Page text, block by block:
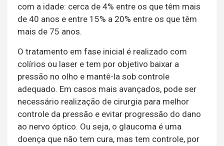
com a idade: cerca de 4% entre os que têm mais
de 40 anos e entre 15% a 20% entre os que têm
mais de 75 anos.
O tratamento em fase inicial é realizado com
colírios ou laser e tem por objetivo baixar a
pressão no olho e mantê-la sob controle
adequado. Em casos mais avançados, pode ser
necessário realização de cirurgia para melhor
controle da pressão e evitar progressão do dano
ao nervo óptico. Ou seja, o glaucoma é uma
doença que não tem cura, mas tem controle, por